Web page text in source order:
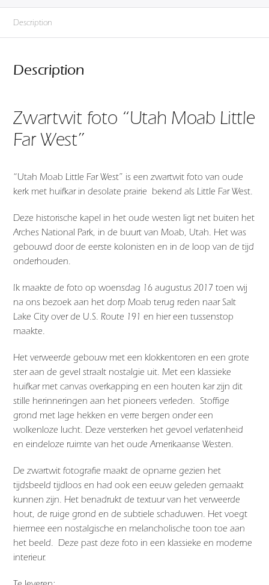
Description
Description
Zwartwit foto “Utah Moab Little
Far West”
“Utah Moab Little Far West” is een zwartwit foto van oude
kerk met huifkar in desolate prairie bekend als Little Far West.
Deze historische kapel in het oude westen ligt net buiten het
Arches National Park, in de buurt van Moab, Utah. Het was
gebouwd door de eerste kolonisten en in de loop van de tijd
onderhouden.
Ik maakte de foto op ‎woensdag ‎16 ‎augustus ‎2017 toen wij
na ons bezoek aan het dorp Moab terug reden naar Salt
Lake City over de U.S. Route 191 en hier een tussenstop
maakte.
Het verweerde gebouw met een klokkentoren en een grote
ster aan de gevel straalt nostalgie uit. Met een klassieke
huifkar met canvas overkapping en een houten kar zijn dit
stille herinneringen aan het pioneers verleden. Stoffige
grond met lage hekken en verre bergen onder een
wolkenloze lucht. Deze versterken het gevoel verlatenheid
en eindeloze ruimte van het oude Amerikaanse Westen.
De zwartwit fotografie maakt de opname gezien het
tijdsbeeld tijdloos en had ook een eeuw geleden gemaakt
kunnen zijn. Het benadrukt de textuur van het verweerde
hout, de ruige grond en de subtiele schaduwen. Het voegt
hiermee een nostalgische en melancholische toon toe aan
het beeld. Deze past deze foto in een klassieke en moderne
interieur.